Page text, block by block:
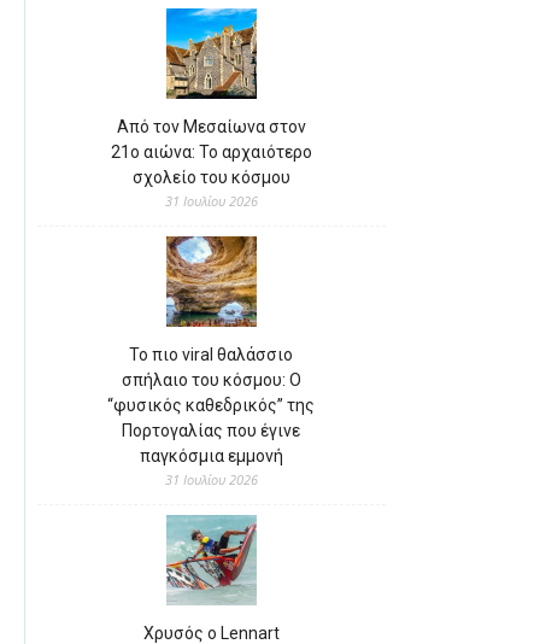
Από τον Μεσαίωνα στον
21ο αιώνα: Το αρχαιότερο
σχολείο του κόσμου
31 Ιουλίου 2026
Το πιο viral θαλάσσιο
σπήλαιο του κόσμου: Ο
“φυσικός καθεδρικός” της
Πορτογαλίας που έγινε
παγκόσμια εμμονή
31 Ιουλίου 2026
Χρυσός ο Lennart